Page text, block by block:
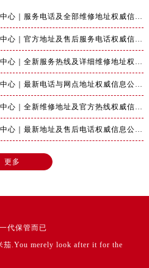
话及全部维修地址权威信息公示（2026年7月最新）
址及售后服务电话权威信息公示（2026年7月最新）
热线及详细维修地址权威信息公示（2026年7月最新）
电话与网点地址权威信息公示（2026年7月最新）
修地址及官方热线权威信息公示（2026年7月最新）
地址及售后电话权威信息公示（2026年7月最新）
更多
代保管而已
茄.You merely look after it for the